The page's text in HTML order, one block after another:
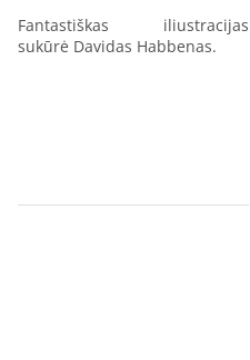
Fantastiškas iliustracijas
sukūrė Davidas Habbenas.